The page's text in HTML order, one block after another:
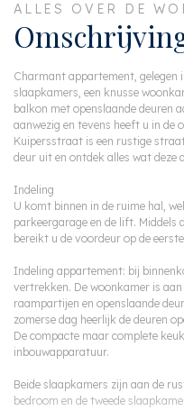
ALLES OVER DE
Charmant appartement, gelegen
slaapkamers, een knusse
balkon met openslaande deuren
aanwezig en tevens heeft u in de
Kuipersstraat is een rustige
deur uit en ontdek alles wat deze
Indeling
U komt binnen in de ruime hal,
parkeergarage en de lift.
bereikt u de voordeur op de
Indeling appartement: bij
vertrekken. De woonkamer is
raampartijen en openslaande
zomerse dag heerlijk de deuren
De compacte maar complete
inbouwapparatuur.
Beide slaapkamers zijn aan de
bedroom en de tweede slaapkamer welke ideaal te gebruiken is als